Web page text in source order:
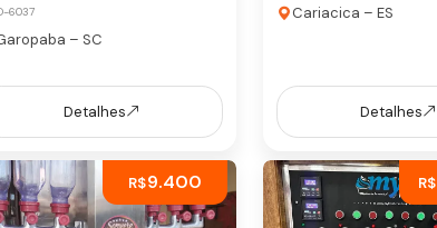
6037
– SC
Detalhes
Cariacica – ES
Detalhes
R$9.400 R$